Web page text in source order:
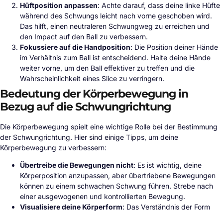
Hüftposition anpassen: Achte darauf, dass deine linke Hüfte
während des Schwungs leicht nach vorne geschoben wird.
Das hilft, einen neutraleren Schwungweg zu erreichen und
den Impact auf den Ball zu verbessern.
Fokussiere auf die Handposition: Die Position deiner Hände
im Verhältnis zum Ball ist entscheidend. Halte deine Hände
weiter vorne, um den Ball effektiver zu treffen und die
Wahrscheinlichkeit eines Slice zu verringern.
Bedeutung der Körperbewegung in
Bezug auf die Schwungrichtung
Die Körperbewegung spielt eine wichtige Rolle bei der Bestimmung
der Schwungrichtung. Hier sind einige Tipps, um deine
Körperbewegung zu verbessern:
Übertreibe die Bewegungen nicht: Es ist wichtig, deine
Körperposition anzupassen, aber übertriebene Bewegungen
können zu einem schwachen Schwung führen. Strebe nach
einer ausgewogenen und kontrollierten Bewegung.
Visualisiere deine Körperform: Das Verständnis der Form